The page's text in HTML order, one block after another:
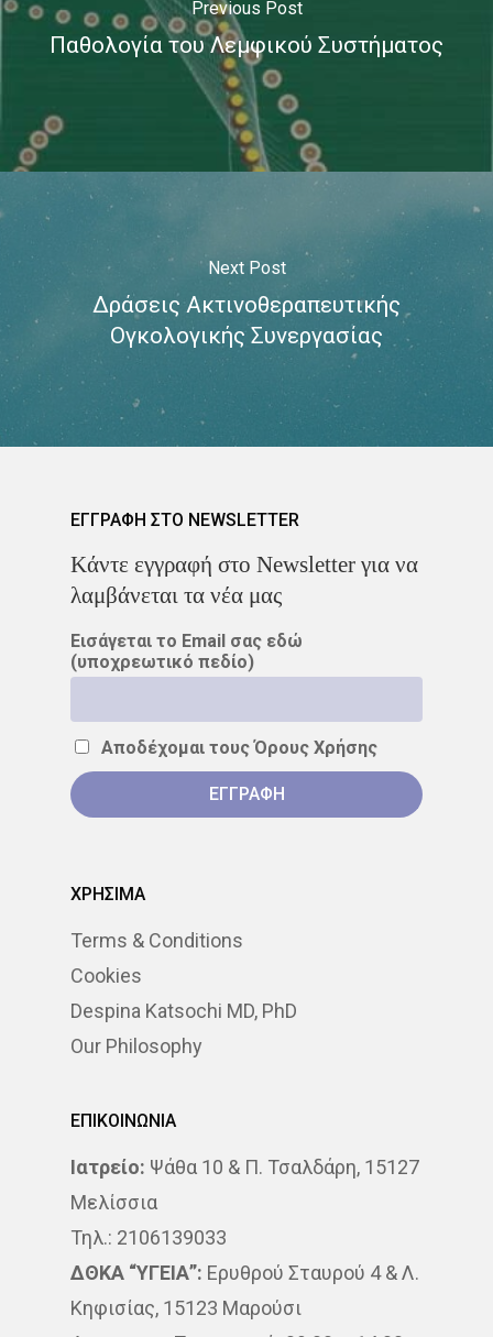
Previous Post
Παθολογία του Λεμφικού Συστήματος
Next Post
Δράσεις Ακτινοθεραπευτικής
Ογκολογικής Συνεργασίας
ΕΓΓΡΑΦΗ ΣΤΟ NEWSLETTER
Kάντε εγγραφή στο Newsletter για να
λαμβάνεται τα νέα μας
Εισάγεται το Email σας εδώ
(υποχρεωτικό πεδίο)
Αποδέχομαι τουςΌρους Χρήσης
ΧΡΗΣΙΜΑ
Terms & Conditions
Cookies
Despina Katsochi MD, PhD
Our Philosophy
ΕΠΙΚΟΙΝΩΝΙΑ
Ιατρείο: Ψάθα 10 & Π. Τσαλδάρη, 15127
Μελίσσια
Τηλ.: 2106139033
ΔΘΚΑ “ΥΓΕΙΑ”: Ερυθρού Σταυρού 4 & Λ.
Κηφισίας, 15123 Μαρούσι
ΈΡΕΥΝΑ
ΑΚΤΙΝΟΘΕΡΑΠΕΊΑ
ΑΞΟΝΙΚΉ ΤΟΜΟΓΡΑΦΊΑ
ΑΠΟΘΕΡΑΠΕΥΜΈΝΟΙ
ΔΙΆΓΝΩΣΗ
ΚΎΤΤΑΡΑ
ΟΓΚΟΛΌΓΟΣ
ΠΡΟΣΤΆΤΗΣ